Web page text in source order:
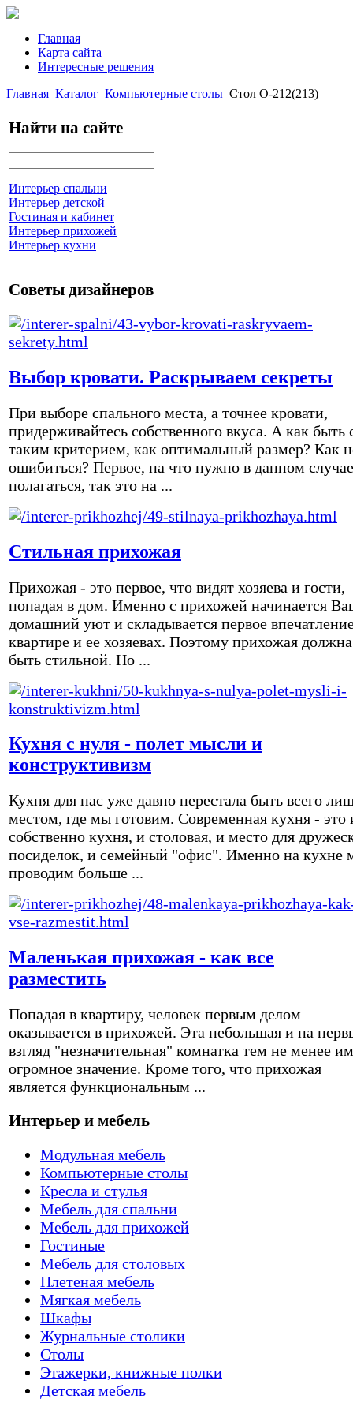
Главная
Карта сайта
Интересные решения
Главная Каталог Компьютерные столы Стол О-212(213)
Найти на сайте
Интерьер спальни
Интерьер детской
Гостиная и кабинет
Интерьер прихожей
Интерьер кухни
Советы дизайнеров
Выбор кровати. Раскрываем секреты
При выборе спального места, а точнее кровати,
придерживайтесь собственного вкуса. А как быть
таким критерием, как оптимальный размер? Как
ошибиться? Первое, на что нужно в данном случае
полагаться, так это на ...
Стильная прихожая
Прихожая - это первое, что видят хозяева и гости,
попадая в дом. Именно с прихожей начинается
домашний уют и складывается первое
квартире и ее хозяевах. Поэтому прихожая должна
быть стильной. Но ...
Кухня с нуля - полет мысли и
конструктивизм
Кухня для нас уже давно перестала быть всего
местом, где мы готовим. Современная кухня - это
собственно кухня, и столовая, и место для
посиделок, и семейный "офис". Именно на кухне
проводим больше ...
Маленькая прихожая - как все
разместить
Попадая в квартиру, человек первым делом
оказывается в прихожей. Эта небольшая и на
взгляд "незначительная" комнатка тем не менее
огромное значение. Кроме того, что прихожая
является функциональным ...
Интерьер и мебель
Модульная мебель
Компьютерные столы
Кресла и стулья
Мебель для спальни
Мебель для прихожей
Гостиные
Мебель для столовых
Плетеная мебель
Мягкая мебель
Шкафы
Журнальные столики
Столы
Этажерки, книжные полки
Детская мебель